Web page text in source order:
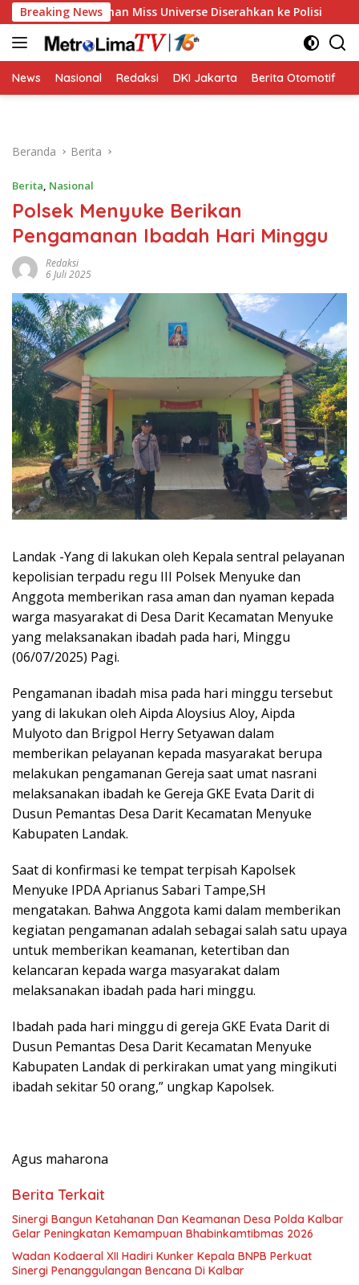
Langsung
ke
konten
Breaking News
Pelecehan Miss Universe Diserahkan ke Polisi Golkar
News Nasional Redaksi DKI Jakarta Berita Otomotif
Beranda Berita
Berita, Nasional
Polsek Menyuke Berikan
Pengamanan Ibadah Hari Minggu
Redaksi
6 Juli 2025
Landak -Yang di lakukan oleh Kepala sentral pelayanan
kepolisian terpadu regu III Polsek Menyuke dan
Anggota memberikan rasa aman dan nyaman kepada
warga masyarakat di Desa Darit Kecamatan Menyuke
yang melaksanakan ibadah pada hari, Minggu
(06/07/2025) Pagi.
Pengamanan ibadah misa pada hari minggu tersebut
yang di lakukan oleh Aipda Aloysius Aloy, Aipda
Mulyoto dan Brigpol Herry Setyawan dalam
memberikan pelayanan kepada masyarakat berupa
melakukan pengamanan Gereja saat umat nasrani
melaksanakan ibadah ke Gereja GKE Evata Darit di
Dusun Pemantas Desa Darit Kecamatan Menyuke
Kabupaten Landak.
Saat di konfirmasi ke tempat terpisah Kapolsek
Menyuke IPDA Aprianus Sabari Tampe,SH
mengatakan. Bahwa Anggota kami dalam memberikan
kegiatan pengamanan adalah sebagai salah satu upaya
untuk memberikan keamanan, ketertiban dan
kelancaran kepada warga masyarakat dalam
melaksanakan ibadah pada hari minggu.
Ibadah pada hari minggu di gereja GKE Evata Darit di
Dusun Pemantas Desa Darit Kecamatan Menyuke
Kabupaten Landak di perkirakan umat yang mingikuti
ibadah sekitar 50 orang,” ungkap Kapolsek.
Agus maharona
Berita Terkait
Sinergi Bangun Ketahanan Dan Keamanan Desa Polda Kalbar
Gelar Peningkatan Kemampuan Bhabinkamtibmas 2026
Wadan Kodaeral XII Hadiri Kunker Kepala BNPB Perkuat
Sinergi Penanggulangan Bencana Di Kalbar